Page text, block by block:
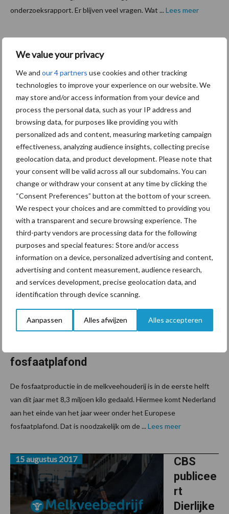
We value your privacy
We and our 4 partners use cookies and other tracking
technologies to improve your experience on our website. We
may store and/or access information from your device and
process the personal data, such as your IP address and
browsing data, for purposes like providing you with
personalized ads and content, measuring marketing campaign
effectiveness, analyzing audience insights, collecting precise
geolocation data, and product development. Please note that
your consent will be valid across all our subdomains. You can
change or withdraw your consent at any time by clicking the
“Consent Preferences” button at the bottom of your screen.
We respect your choices and are committed to providing you
with a transparent and secure browsing experience. The
third-party vendors are processing data for the following
purposes and special features: Store and/or access
information on a device, personalized advertising and content,
advertising and content measurement, audience research,
and services development, precise geolocation data, and
identification through device scanning.
Aanpassen Alles afwijzen Alles accepteren
onderzoeksrapport. Er blijven veel vragen. Wat ... Lees meer
kunstme
stvrij
De onlangs
opgerichte
Regiegroep
je Achterhoek wil de invoer van kunstmest terugdringen, minder
mest afvoeren en meer duurzame energie uit mest winnen. Als
nutriënten zoals stikstof en fosfaat in het mestoverschot ...
Lees meer
Melkvee
houderij
eind dit
jaar
onder
Europee
fosfaatplafond
19 augustus 2017
De fosfaatproductie in de melkveehouderij is in de eerste helft
van dit jaar met 8,3 miljoen kilo gedaald. Hiermee komt Nederland
aan het einde van het jaar weer onder het Europese
fosfaatplafond. Dat is noodzakelijk om de ... Lees meer
CBS
publicee
rt
Dierlijke
15 augustus 2017